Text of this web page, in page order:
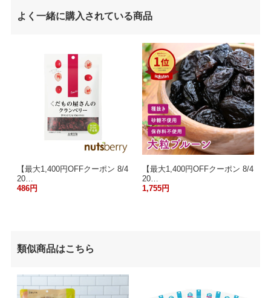
よく一緒に購入されている商品
【最大1,400円OFFクーポン 8/4
20…
486円
【最大1,400円OFFクーポン 8/4
20…
1,755円
類似商品はこちら